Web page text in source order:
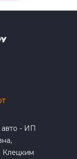
- ИП
Клецким